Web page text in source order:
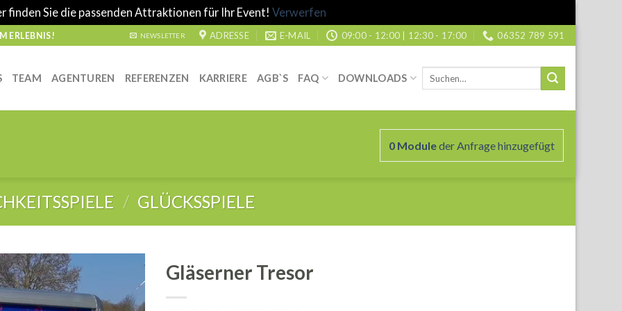
finden Sie die passenden Attraktionen für Ihr Event! Verwerfen
ERLEBNIS! NEWSLETTER ADRESSE E-MAIL 09:00 - 12:00 | 12:30 - 17:00 06352 789 591
TEAM AGENTUREN REFERENZEN KARRIERE AGB`S FAQ DOWNLOADS
nach:
0Moduleder Anfrage hinzugefügt
/ GLÜCKSSPIELE
Gläserner Tresor